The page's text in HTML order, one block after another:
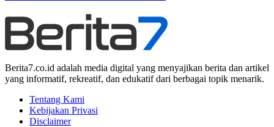
Berita7.co.id adalah media digital yang menyajikan berita dan artikel
yang informatif, rekreatif, dan edukatif dari berbagai topik menarik.
Tentang Kami
Kebijakan Privasi
Disclaimer